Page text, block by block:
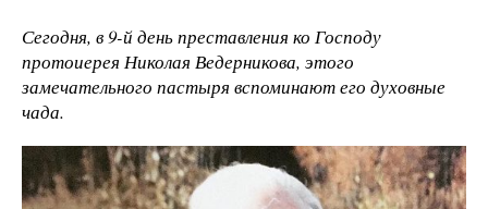
Сегодня, в 9-й день преставления ко Господу
протоиерея Николая Ведерникова, этого
замечательного пастыря вспоминают его духовные
чада.